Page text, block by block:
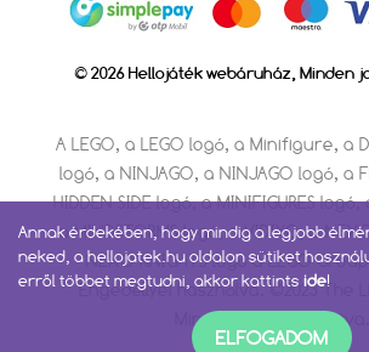
© 2026 Hellojáték webáruház, Minden
A LEGO, a LEGO logó, a Minifigure, a
logó, a NINJAGO, a NINJAGO logó, a
HIDDEN SIDE logó, a MINIFIGURES logó,
a MINDSTORMS logó, a VIDIYO, a
NEXO KNIGHTS logó a LEGO
Engedéllyel használva. ©2023 The
Minden jog fenntartva.
Annak érdekében, hogy mindig a legjobb
neked, a hellojatek.hu oldalon sütiket
erről többet megtudni, akkor kattints ide!
ELFOGADOM